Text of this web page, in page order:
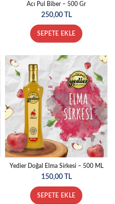
Acı Pul Biber – 500 Gr
250,00 TL
SEPETE EKLE
Yedier Doğal Elma Sirkesi – 500 ML
150,00 TL
SEPETE EKLE